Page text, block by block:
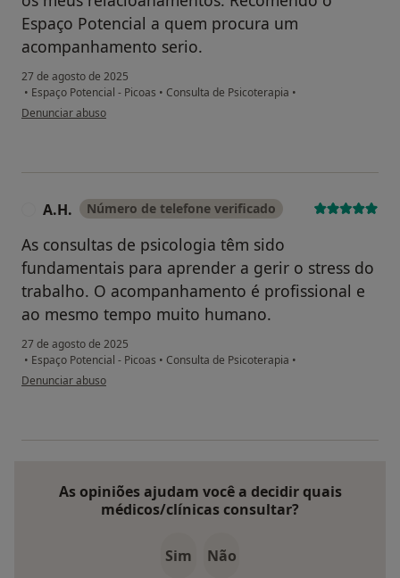
Espaço Potencial a quem procura um
acompanhamento serio.
27 de agosto de 2025
• Espaço Potencial - Picoas • Consulta de Psicoterapia •
na opinião do utilizador Antonio Barata
Denunciar abuso
A.H. Número de telefone verificado
As consultas de psicologia têm sido
fundamentais para aprender a gerir o stress do
trabalho. O acompanhamento é profissional e
ao mesmo tempo muito humano.
27 de agosto de 2025
• Espaço Potencial - Picoas • Consulta de Psicoterapia •
na opinião do utilizador A.H.
Denunciar abuso
As opiniões ajudam você a decidir quais
médicos/clínicas consultar?
Sim Não